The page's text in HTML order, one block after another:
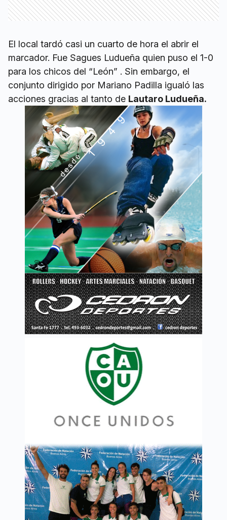
El local tardó casi un cuarto de hora el abrir el
marcador. Fue Sagues Ludueña quien puso el 1-0
para los chicos del “León” . Sin embargo, el
conjunto dirigido por Mariano Padilla igualó las
acciones gracias al tanto de Lautaro Ludueña.